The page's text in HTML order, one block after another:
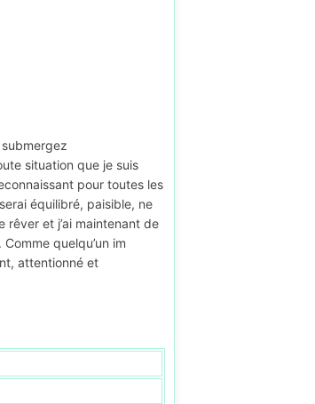
situation que je suis
pour toutes les
équilibré, paisible, ne
rêver et j’ai maintenant de
quelqu’un im
attentionné et